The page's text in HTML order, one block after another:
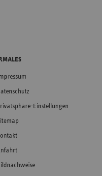
Einstellungen